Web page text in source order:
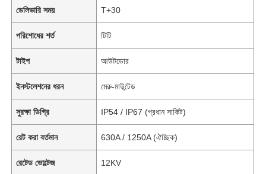
ডেলিভারি সময় T+30
পরিশোধের শর্ত টিটি
টাইপ আউটডোর
ইনস্টলেশনের ধরন মেরু-মাউন্টেড
সুরক্ষা ডিগ্রি IP54 / IP67 (প্রধান সার্কিট)
রেট করা বর্তমান 630A / 1250A (ঐচ্ছিক)
রেটেড ভোল্টেজ 12KV